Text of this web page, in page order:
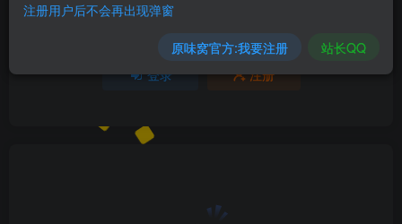
登录 注册
注册用户后不会再出现弹窗
原味窝官方:我要注册 站长QQ